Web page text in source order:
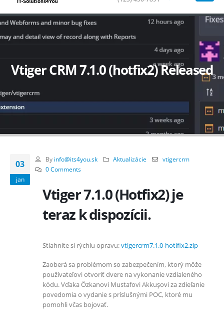
Vtiger CRM 7.1.0 (hotfix2) Released
03
jan
By info@its4you.sk Aktualizácie
vtigercrm
0 Comments
Vtiger 7.1.0 (Hotfix2) je
teraz k dispozícii.
Stiahnite si rýchlu opravu:vtigercrm7.1.0-hotifix2.zip
Zaoberá sa problémom so zabezpečením, ktorý môže
používateľovi otvoriť dvere na vykonanie vzdialeného
kódu. Vďaka Özkanovi Mustafovi Akkuşovi za zdieľanie
povedomia o vydanie s príslušnými POC, ktoré mu
pomohli včas bojovať.